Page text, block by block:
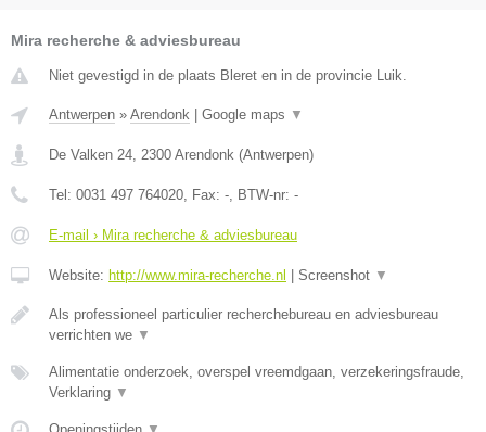
Mira recherche & adviesbureau
Niet gevestigd in de plaats Bleret en in de provincie Luik.
Antwerpen » Arendonk Google maps ▼
De Valken 24 2300 Arendonk (Antwerpen)
Tel: 0031 497 764020 , Fax: - , BTW-nr: -
E-mail › Mira recherche & adviesbureau
Website: http://www.mira-recherche.nl Screenshot ▼
Als professioneel particulier recherchebureau en adviesbureau
verrichten we ▼
Alimentatie onderzoek, overspel vreemdgaan, verzekeringsfraude,
Verklaring ▼